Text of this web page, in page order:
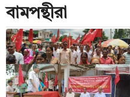
বামপন্থীরা